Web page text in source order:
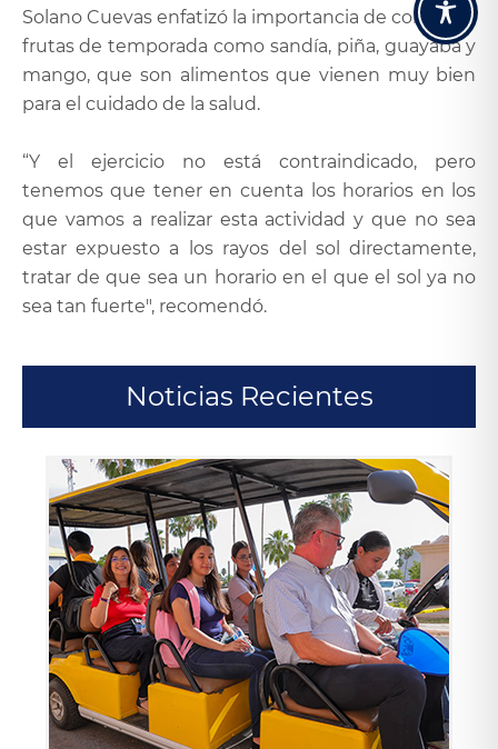
Solano Cuevas enfatizó la importancia de consumir
frutas de temporada como sandía, piña, guayaba y
mango, que son alimentos que vienen muy bien
para el cuidado de la salud.
“Y el ejercicio no está contraindicado, pero
tenemos que tener en cuenta los horarios en los
que vamos a realizar esta actividad y que no sea
estar expuesto a los rayos del sol directamente,
tratar de que sea un horario en el que el sol ya no
sea tan fuerte", recomendó.
Noticias Recientes